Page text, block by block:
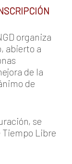
organiza
abierto a
de la
de
se
Tiempo Libre